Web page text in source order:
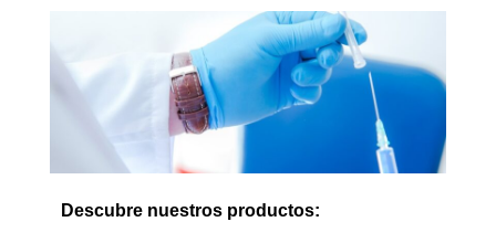
Descubre nuestros productos: